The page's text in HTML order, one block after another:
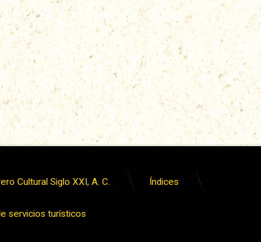
Cultural Siglo XXI, A. C. Índices
servicios turísticos